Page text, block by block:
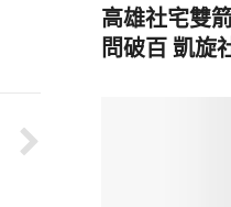
高雄社宅雙
問破百 凱旋